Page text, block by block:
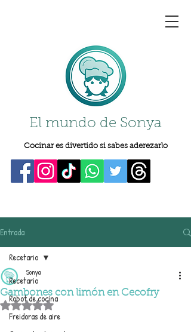
El mundo de Sonya
Cocinar es divertido si sabes aderezarlo
Entrada
Recetario
Robot de cocina
Freidoras de aire
Recetario
Gambones con limón en Cecofry
Sonya
Obtuvo NaN de 5 estrellas.